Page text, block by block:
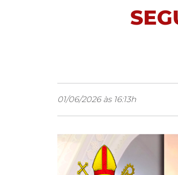
01/06/2026 às 16:13h